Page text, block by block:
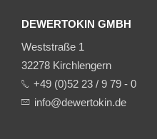
DEWERTOKIN GMBH
Weststraße 1
32278 Kirchlengern
+49 (0)52 23 / 9 79 - 0
info@dewertokin.de